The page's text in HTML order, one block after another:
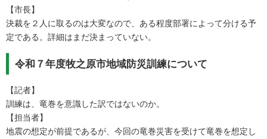
【市長】
決裁を２人に取るのは大変なので、ある程度部署によって分ける予
定である。詳細はまだ決まっていない。
令和７年度牧之原市地域防災訓練について
【記者】
訓練は、竜巻を意識した訳ではないのか。
【担当者】
地震の想定が前提であるが、今回の竜巻災害を受けて竜巻を想定し